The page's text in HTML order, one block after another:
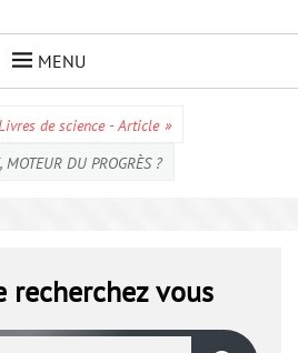
MENU
de science - Article »
MOTEUR DU PROGRÈS ?
recherchez vous